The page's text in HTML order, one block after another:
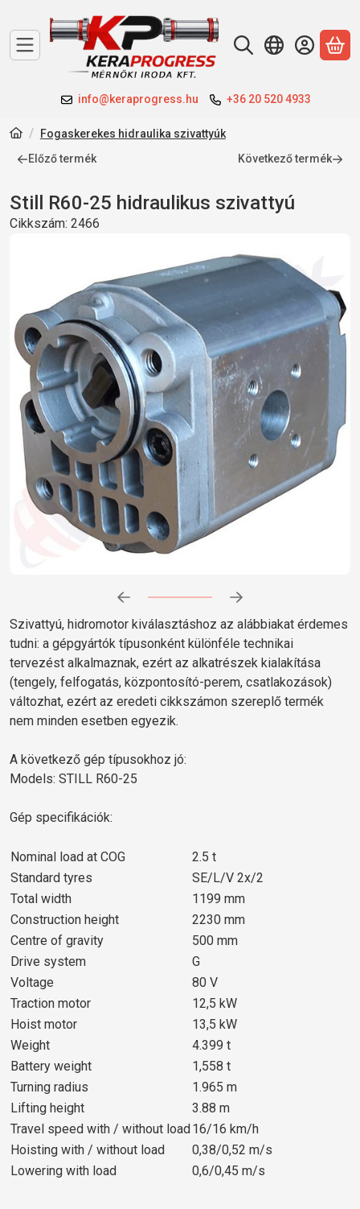
info@keraprogress.hu +36 20 520 4933
A
Fogaskerekes hidraulika szivattyúk
Előző termék
Következő termék
Still R60-25 hidraulikus szivattyú
Cikkszám: 2466
Szivattyú, hidromotor kiválasztáshoz az alábbiakat érdemes
tudni: a gépgyártók típusonként különféle technikai
tervezést alkalmaznak, ezért az alkatrészek kialakítása
(tengely, felfogatás, központosító-perem, csatlakozások)
változhat, ezért az eredeti cikkszámon szereplő termék
nem minden esetben egyezik.
A következő gép típusokhoz jó:
Models: STILL R60-25
Gép specifikációk:
Nominal load at COG
2.5 t
Standard tyres
SE/L/V 2x/2
Total width
1199 mm
Construction height
2230 mm
Centre of gravity
500 mm
Drive system
G
Voltage
80 V
Traction motor
12,5 kW
Hoist motor
13,5 kW
Weight
4.399 t
Battery weight
1,558 t
Turning radius
1.965 m
Lifting height
3.88 m
Travel speed with / without load16/16 km/h
Hoisting with / without load
0,38/0,52 m/s
Lowering with load
0,6/0,45 m/s